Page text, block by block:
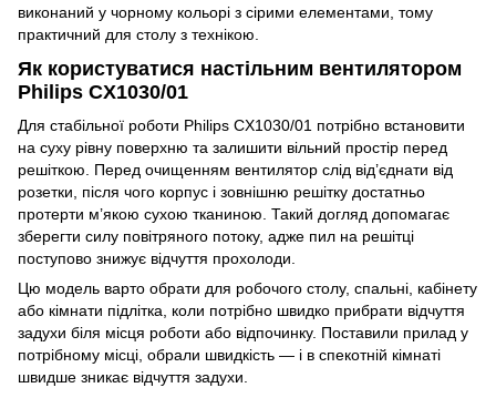
виконаний у чорному кольорі з сірими елементами, тому
практичний для столу з технікою.
Як користуватися настільним вентилятором
Philips CX1030/01
Для стабільної роботи Philips CX1030/01 потрібно встановити
на суху рівну поверхню та залишити вільний простір перед
решіткою. Перед очищенням вентилятор слід від’єднати від
розетки, після чого корпус і зовнішню решітку достатньо
протерти м’якою сухою тканиною. Такий догляд допомагає
зберегти силу повітряного потоку, адже пил на решітці
поступово знижує відчуття прохолоди.
Цю модель варто обрати для робочого столу, спальні, кабінету
або кімнати підлітка, коли потрібно швидко прибрати відчуття
задухи біля місця роботи або відпочинку. Поставили прилад у
потрібному місці, обрали швидкість — і в спекотній кімнаті
швидше зникає відчуття задухи.